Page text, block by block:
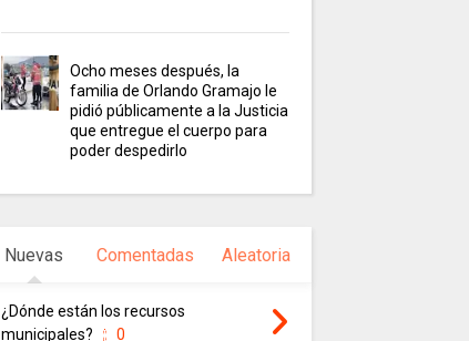
Ocho meses después, la
familia de Orlando Gramajo le
pidió públicamente a la Justicia
que entregue el cuerpo para
poder despedirlo
Nuevas Comentadas Aleatoria
¿Dónde están los recursos
municipales?
0